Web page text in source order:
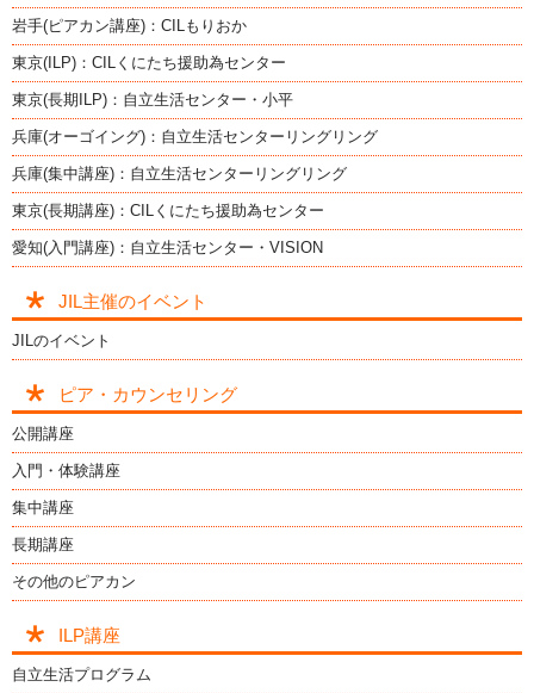
岩手(ピアカン講座)：CILもりおか
東京(ILP)：CILくにたち援助為センター
東京(長期ILP)：自立生活センター・小平
兵庫(オーゴイング)：自立生活センターリングリング
兵庫(集中講座)：自立生活センターリングリング
東京(長期講座)：CILくにたち援助為センター
愛知(入門講座)：自立生活センター・VISION
JIL主催のイベント
JILのイベント
ピア・カウンセリング
公開講座
入門・体験講座
集中講座
長期講座
その他のピアカン
ILP講座
自立生活プログラム